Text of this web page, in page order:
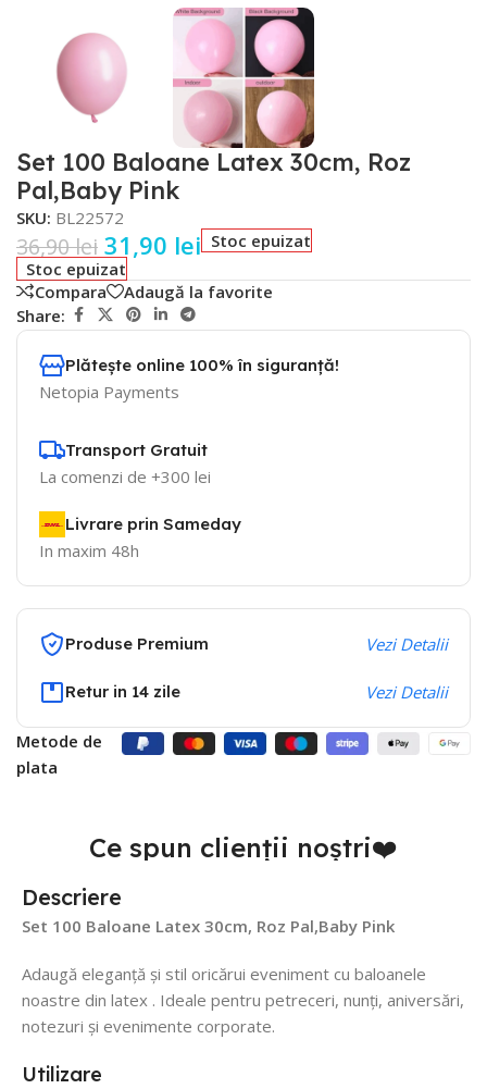
Set 100 Baloane Latex 30cm, Roz
Pal,Baby Pink
SKU: BL22572
36,90lei 31,90 lei Stoc epuizat
Stoc epuizat
Compara
Adaugă la favorite
Share:
Plătește online 100% în siguranță!
Netopia Payments
Transport Gratuit
La comenzi de +300 lei
Livrare prin Sameday
In maxim 48h
Produse Premium Vezi Detalii
Retur in 14 zile Vezi Detalii
Metode de
plata
Ce spun clienții noștri❤️
Descriere
Set 100 Baloane Latex 30cm, Roz Pal,Baby Pink
Adaugă eleganță și stil oricărui eveniment cu baloanele
noastre din latex . Ideale pentru petreceri, nunți, aniversări,
notezuri și evenimente corporate.
Utilizare